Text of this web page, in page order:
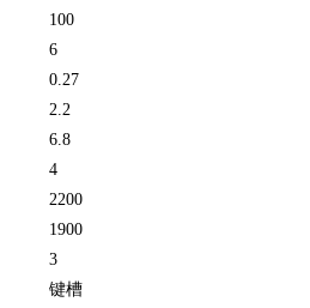
100
6
0.27
2.2
6.8
4
2200
1900
3
键槽